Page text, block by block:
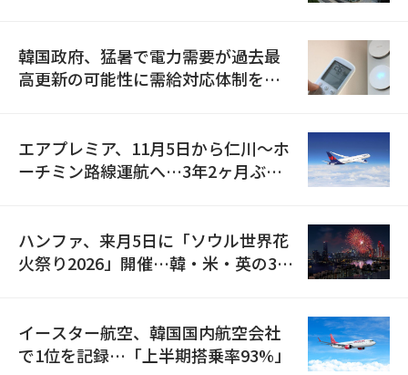
韓国政府、猛暑で電力需要が過去最
高更新の可能性に需給対応体制を点
エアプレミア、11月5日から仁川〜ホ
ーチミン路線運航へ…3年2ヶ月ぶり
ハンファ、来月5日に「ソウル世界花
火祭り2026」開催…韓・米・英の3カ
イースター航空、韓国国内航空会社
で1位を記録…「上半期搭乗率93%」